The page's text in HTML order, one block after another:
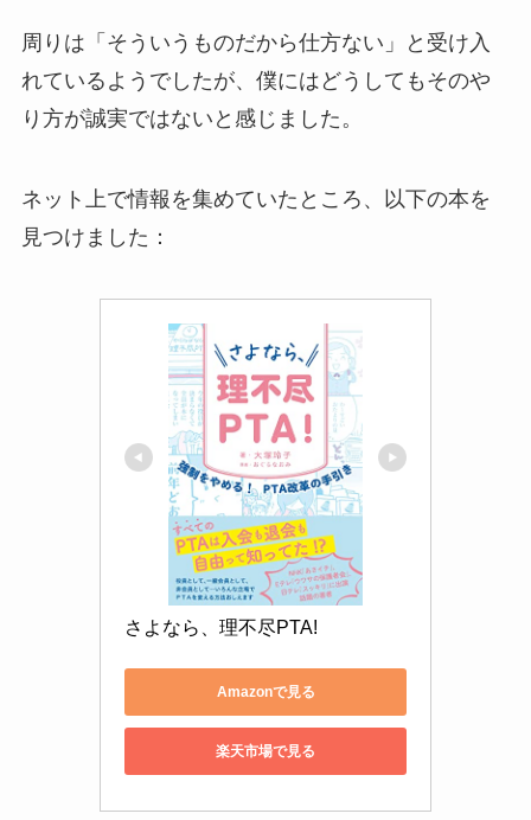
周りは「そういうものだから仕方ない」と受け入
れているようでしたが、僕にはどうしてもそのや
り方が誠実ではないと感じました。
ネット上で情報を集めていたところ、以下の本を
見つけました：
さよなら、理不尽PTA!
Amazonで見る
楽天市場で見る